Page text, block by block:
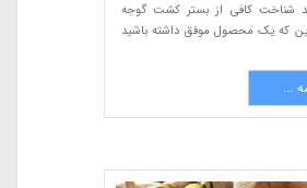
شناخت کافی از بستر کشت گوجه
که یک محصول موفق داشته باشید
...